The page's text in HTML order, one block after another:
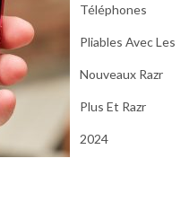
Téléphones
Pliables Avec Les
Nouveaux Razr
Plus Et Razr
2024